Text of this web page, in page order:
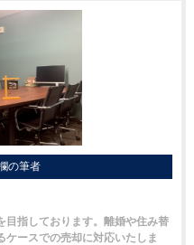
の筆者
目指しております。離婚や住み替
ケースでの売却に対応いたしま